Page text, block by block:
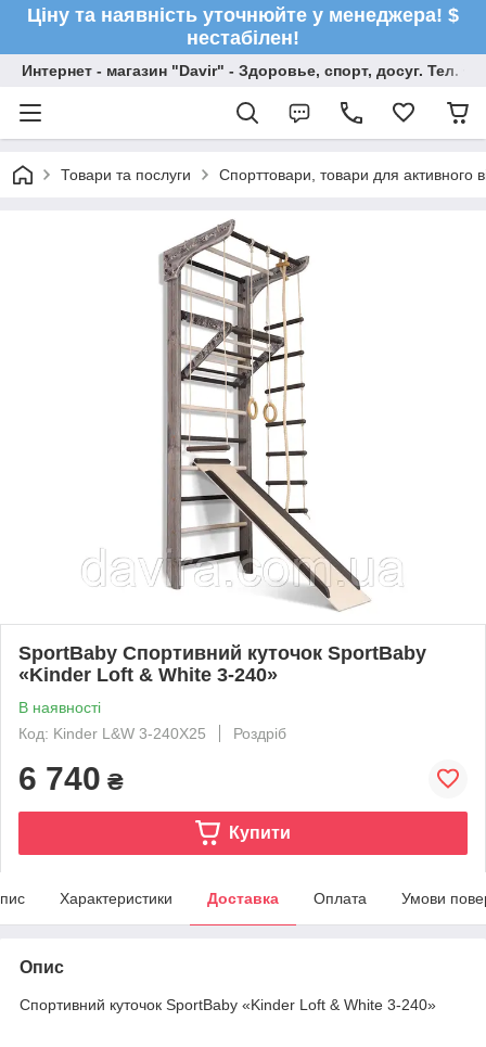
Ціну та наявність уточнюйте у менеджера! $
нестабілен!
Интернет - магазин "Davir" - Здоровье, спорт, досуг. Тел.
Товари та послуги Спорттовари, товари для активного
SportBaby Спортивний куточок SportBaby
«Kinder Loft & White 3-240»
В наявності
Код: Kinder L&W 3-240Х25
Роздріб
6 740 ₴
Купити
Характеристики Доставка Оплата Умови
Опис
Спортивний куточок SportBaby «Kinder Loft & White 3-240»